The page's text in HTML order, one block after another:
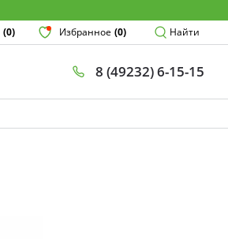
(0) Избранное (0) Найти
8 (49232) 6-15-15
×
Поиск